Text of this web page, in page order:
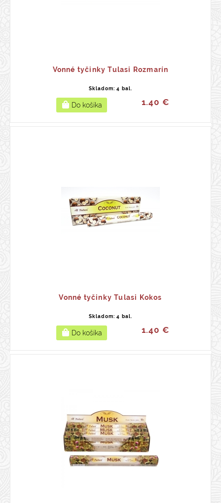
Vonné tyčinky Tulasi Rozmarín
Skladom: 4 bal.
1.40 €
Vonné tyčinky Tulasi Kokos
Skladom: 4 bal.
1.40 €